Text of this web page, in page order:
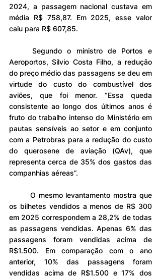
2024, a passagem nacional custava em
média R$ 758,87. Em 2025, esse valor
caiu para R$ 607,85.
	Segundo o ministro de Portos e
Aeroportos, Silvio Costa Filho, a redução
do preço médio das passagens se deu em
virtude do custo do combustível dos
aviões, que foi menor. “Essa queda
consistente ao longo dos últimos anos é
fruto do trabalho intenso do Ministério em
pautas sensíveis ao setor e em conjunto
com a Petrobras para a redução do custo
do querosene de aviação (QAv), que
representa cerca de 35% dos gastos das
companhias aéreas”.
os bilhetes vendidos a menos de R$ 300
em 2025 correspondem a 28,2% de todas
as passagens vendidas. Apenas 6% das
passagens foram vendidas acima de
R$1.500. Em comparação com o ano
anterior, 10% das passagens foram
vendidas acima de R$1.500 e 17% dos